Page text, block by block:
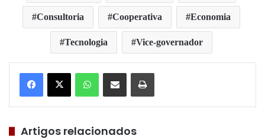
Consultoria Cooperativa Economia
Tecnologia Vice-governador
WhatsAppCompartilhar via e-mail Imprimir
Artigos relacionados